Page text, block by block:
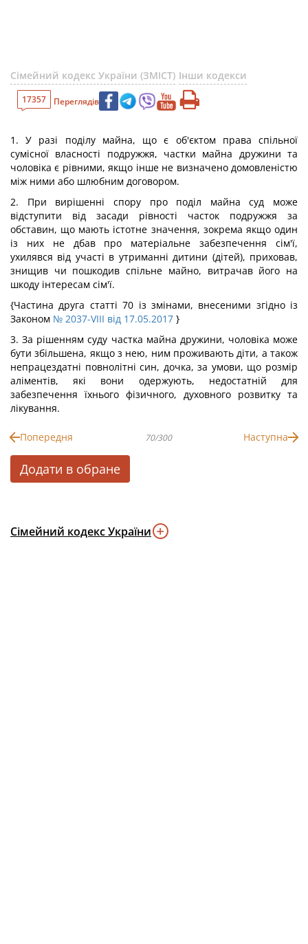
Сімейний кодекс України (ЗМІСТ) Інши кодекси
17357 Переглядів
1. У разі поділу майна, що є об'єктом права спільної
сумісної власності подружжя, частки майна дружини та
чоловіка є рівними, якщо інше не визначено домовленістю
між ними або шлюбним договором.
2. При вирішенні спору про поділ майна суд може
відступити від засади рівності часток подружжя за
обставин, що мають істотне значення, зокрема якщо один
із них не дбав про матеріальне забезпечення сім'ї,
ухилявся від участі в утриманні дитини (дітей), приховав,
знищив чи пошкодив спільне майно, витрачав його на
шкоду інтересам сім'ї.
{Частина друга статті 70 із змінами, внесеними згідно із
Законом № 2037-VIII від 17.05.2017 }
3. За рішенням суду частка майна дружини, чоловіка може
бути збільшена, якщо з нею, ним проживають діти, а також
непрацездатні повнолітні син, дочка, за умови, що розмір
аліментів, які вони одержують, недостатній для
забезпечення їхнього фізичного, духовного розвитку та
лікування.
Попередня 70/300 Наступна
Додати в обране
Сімейний кодекс України